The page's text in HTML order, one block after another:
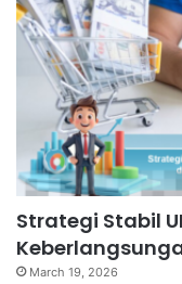
Strategi Stabil
March 19, 2026